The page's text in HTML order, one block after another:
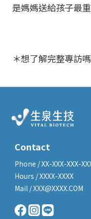
是媽媽送給孩子最
＊想了解完整專訪
Contact
Phone / XX-XXX-XXX-
Hours / XXXX-XXXX
Mail / XXX@XXXX.COM